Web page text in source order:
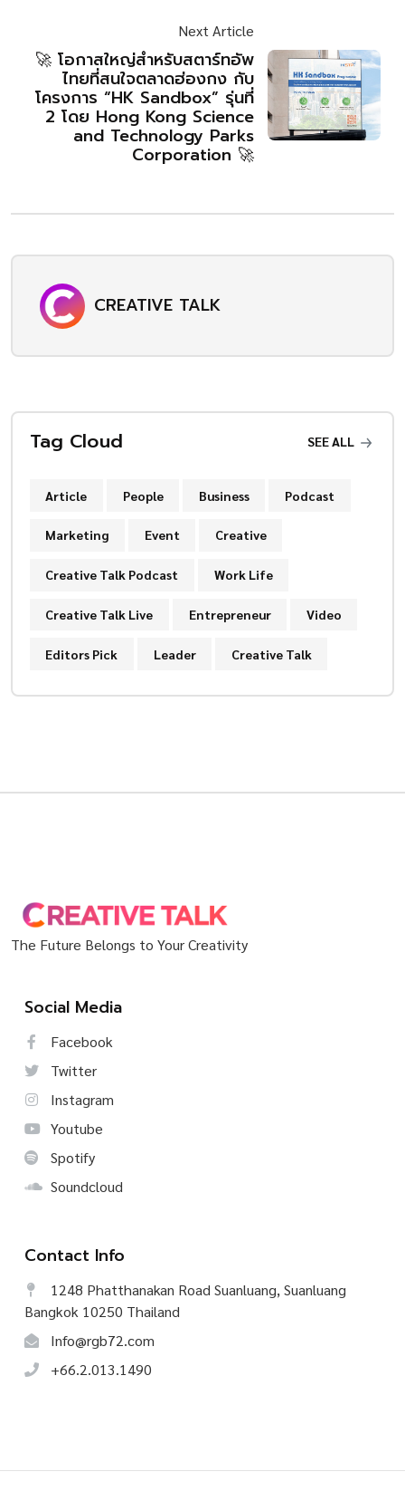
Next Article
🚀 โอกาสใหญ่สำหรับสตาร์ทอัพ
ไทยที่สนใจตลาดฮ่องกง กับ
โครงการ “HK Sandbox” รุ่นที่
2 โดย Hong Kong Science
and Technology Parks
Corporation 🚀
CREATIVE TALK
Tag Cloud SEE ALL
Article People Business Podcast
Marketing Event Creative
Creative Talk Podcast Work Life
Creative Talk Live Entrepreneur Video
Editors Pick Leader Creative Talk
The Future Belongs to Your Creativity
Social Media
Facebook
Twitter
Instagram
Youtube
Spotify
Soundcloud
Contact Info
1248 Phatthanakan Road Suanluang, Suanluang
Bangkok 10250 Thailand
Info@rgb72.com
+66.2.013.1490